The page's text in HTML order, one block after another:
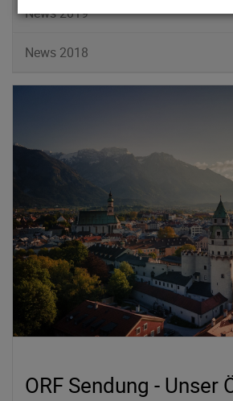
ORF Sendung - Unser
News 2019
News 2018